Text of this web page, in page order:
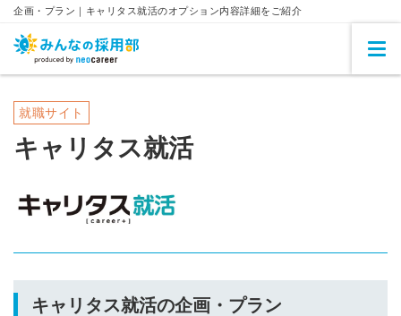
企画・プラン｜キャリタス就活のオプション内容詳細をご紹介
就職サイト
キャリタス就活
キャリタス就活の企画・プラン